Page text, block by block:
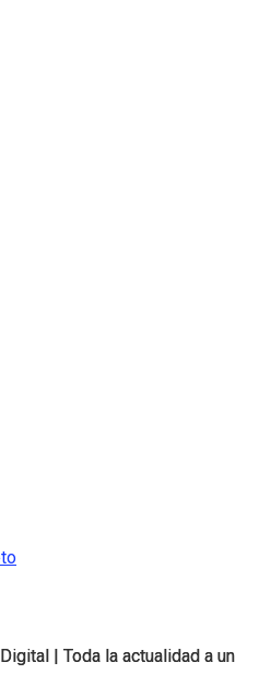
| Toda la actualidad a un
| Toda la actualidad a un